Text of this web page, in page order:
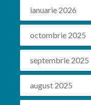
ianuarie 2026
octombrie 2025
septembrie 2025
august 2025